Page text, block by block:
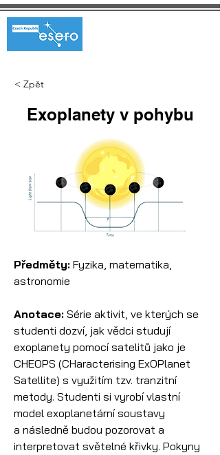
< Zpět
Exoplanety v pohybu
Předměty: Fyzika, matematika,
astronomie
Anotace: Série aktivit, ve kterých se
studenti dozví, jak vědci studují
exoplanety pomocí satelitů jako je
CHEOPS (CHaracterising ExOPlanet
Satellite) s využitím tzv. tranzitní
metody. Studenti si vyrobí vlastní
model exoplanetární soustavy
a následně budou pozorovat a
interpretovat světelné křivky. Pokyny